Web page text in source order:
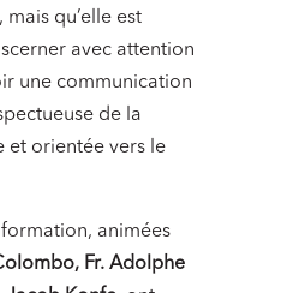
qu’elle est
avec attention
une communication
de la
et orientée vers le
formation, animées
Fr. Adolphe